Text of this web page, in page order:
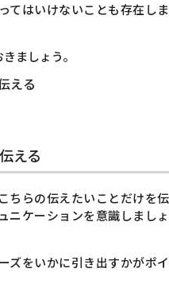
てはいけないことも存在しま
ましょう。
える
える
ちらの伝えたいことだけを伝
ニケーションを意識しましょ
ズをいかに引き出すかがポイ